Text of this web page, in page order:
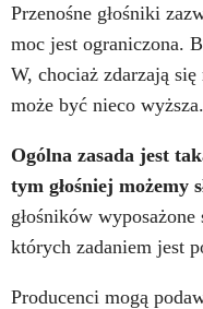
Przenośne głośniki
moc jest ograniczona.
W, chociaż zdarzają
może być nieco wyższa.
Ogólna zasada jest
tym głośniej możemy
głośników
których zadaniem jest
Producenci mogą